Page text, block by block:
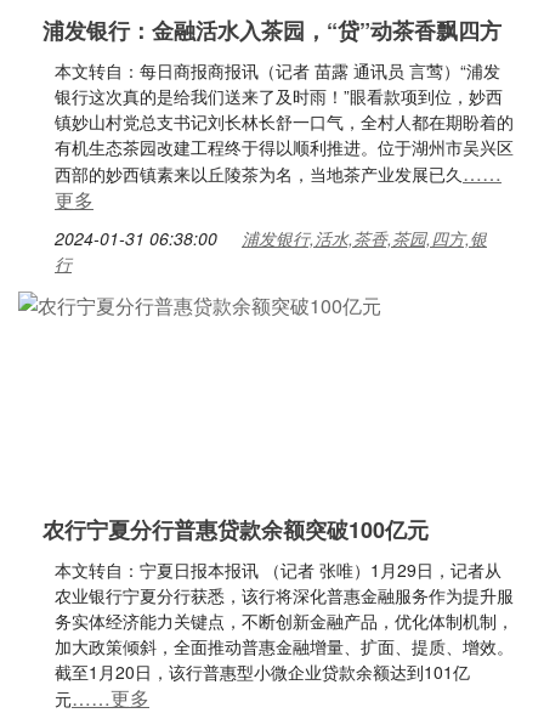
浦发银行：金融活水入茶园，“贷”动茶香飘四方
本文转自：每日商报商报讯（记者 苗露 通讯员 言莺）“浦发
银行这次真的是给我们送来了及时雨！”眼看款项到位，妙西
镇妙山村党总支书记刘长林长舒一口气，全村人都在期盼着的
有机生态茶园改建工程终于得以顺利推进。位于湖州市吴兴区
西部的妙西镇素来以丘陵茶为名，当地茶产业发展已久……
更多
2024-01-31 06:38:00
浦发银行,活水,茶香,茶园,四方,银
行
农行宁夏分行普惠贷款余额突破100亿元
本文转自：宁夏日报本报讯 （记者 张唯）1月29日，记者从
农业银行宁夏分行获悉，该行将深化普惠金融服务作为提升服
务实体经济能力关键点，不断创新金融产品，优化体制机制，
加大政策倾斜，全面推动普惠金融增量、扩面、提质、增效。
截至1月20日，该行普惠型小微企业贷款余额达到101亿
元……更多